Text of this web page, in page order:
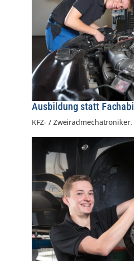
Ausbildung statt Fachabi
KFZ- / Zweiradmechatroniker,